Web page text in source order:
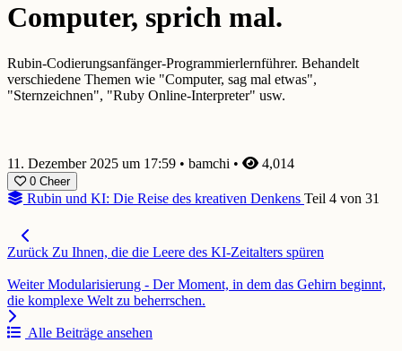
Computer, sprich mal.
Rubin-Codierungsanfänger-Programmierlernführer. Behandelt
verschiedene Themen wie "Computer, sag mal etwas",
"Sternzeichnen", "Ruby Online-Interpreter" usw.
11. Dezember 2025 um 17:59 • bamchi • 4,014
0 Cheer
Rubin und KI: Die Reise des kreativen Denkens Teil 4 von 31
Zurück Zu Ihnen, die die Leere des KI-Zeitalters spüren
Weiter Modularisierung - Der Moment, in dem das Gehirn beginnt,
die komplexe Welt zu beherrschen.
Alle Beiträge ansehen